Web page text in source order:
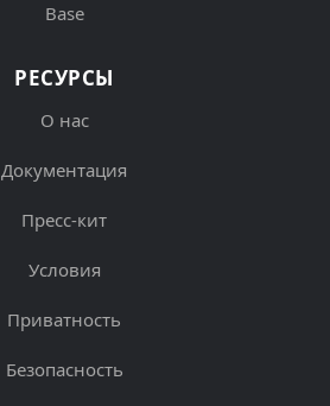
Base
РЕСУРСЫ
О нас
Документация
Пресс-кит
Условия
Приватность
Безопасность